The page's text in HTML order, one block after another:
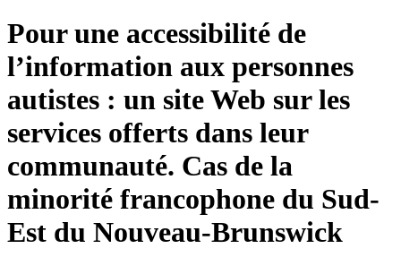
Pour une accessibilité de
l’information aux personnes
autistes : un site Web sur les
services offerts dans leur
communauté. Cas de la
minorité francophone du Sud-
Est du Nouveau-Brunswick